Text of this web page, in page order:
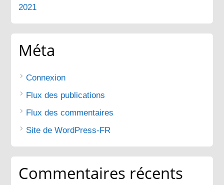
2021
Méta
Connexion
Flux des publications
Flux des commentaires
Site de WordPress-FR
Commentaires récents